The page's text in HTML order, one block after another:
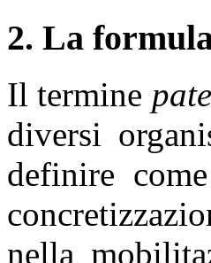
2. La
Il termine
diversi
definire
nella